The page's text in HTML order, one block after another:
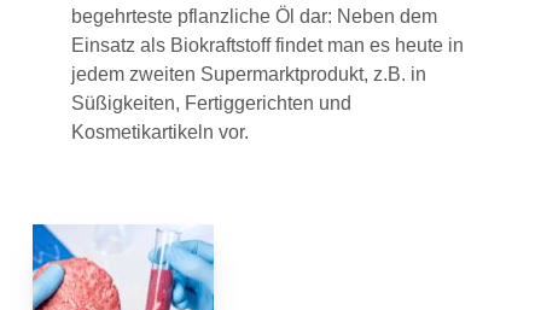
begehrteste pflanzliche Öl dar: Neben dem
Einsatz als Biokraftstoff findet man es heute in
jedem zweiten Supermarktprodukt, z.B. in
Süßigkeiten, Fertiggerichten und
Kosmetikartikeln vor.